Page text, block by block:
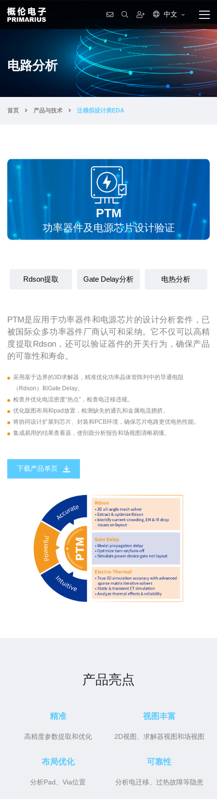
中文
电路分析
首页 产品与技术 泛模拟设计类EDA
PTM
功率器件及电源芯片设计验证
Rdson提取 Gate Delay分析 电热分析
PTM是应用于功率器件和电源芯片的设计分析套件，已
被国际众多功率器件厂商认可和采纳。它不仅可以高精
度提取Rdson，还可以验证器件的开关行为，确保产品
的可靠性和寿命。
采用基于边界的3D求解器，精准优化功率晶体管阵列中的导通电阻
（Rdson）和Gate Delay。
检查并优化电流密度“热点”，检查电迁移违规。
优化版图布局和pad放置，检测缺失的通孔和金属电流拥挤。
将协同设计扩展到芯片、封装和PCB环境，确保芯片电路更优电热性能。
集成易用的结果查看器，使剖面分析报告和场视图清晰易懂。
下载产品单页
产品亮点
精准
高精度参数提取和优化
视图丰富
2D视图、求解器视图和场视图
布局优化
分析Pad、Via位置
可靠性
分析电迁移、过热故障等隐患